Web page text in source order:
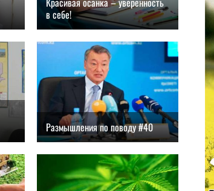
в себе!
27.08.2018, 13:00
Размышления по поводу #40
27.08.2018, 10:00